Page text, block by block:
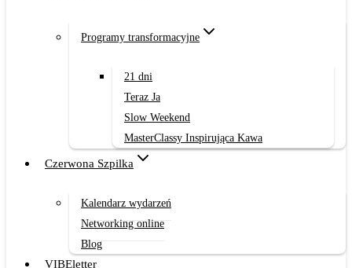
Programy transformacyjne
21 dni
Teraz Ja
Slow Weekend
MasterClassy Inspirująca Kawa
Czerwona Szpilka
Kalendarz wydarzeń
Networking online
Blog
VIBEletter